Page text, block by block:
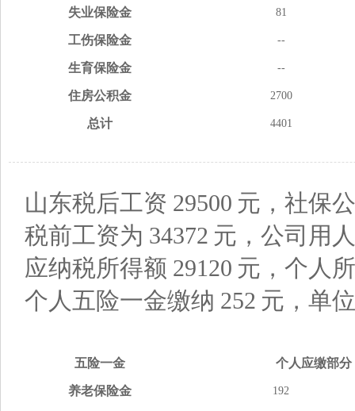
失业保险金 81
工伤保险金 --
生育保险金 --
住房公积金 2700
总计 4401
山东税后工资 29500 元，社保
税前工资为 34372 元，公司用
应纳税所得额 29120 元，个人
个人五险一金缴纳 252 元，单
五险一金 个人应缴部分
养老保险金 192